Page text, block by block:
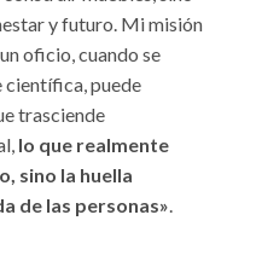
y futuro. Mi misión
oficio, cuando se
científica, puede
trasciende
lo que realmente
sino la huella
de las personas».